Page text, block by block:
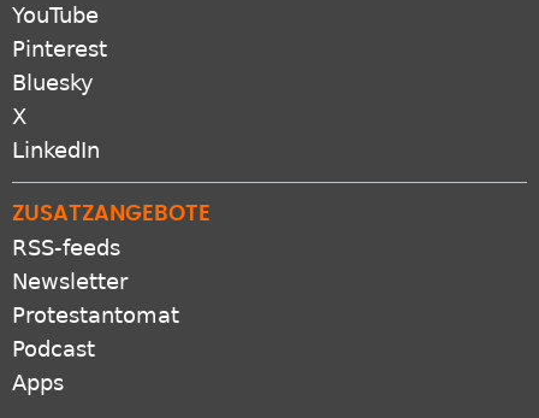
YouTube
Pinterest
Bluesky
X
LinkedIn
ZUSATZANGEBOTE
RSS-feeds
Newsletter
Protestantomat
Podcast
Apps